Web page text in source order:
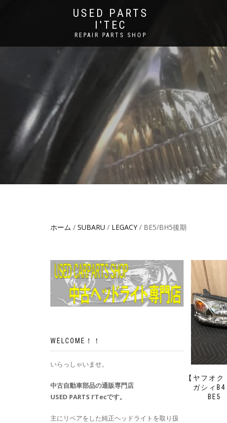
USED PARTS
I'TEC
REPAIR PARTS SHOP
ホーム / SUBARU / LEGACY/ BE5/BH5後期
【ヤフオ
ガシィ
BE5
WELCOME！！
いらっしゃいませ。
中古自動車部品の通販専門店
USED PARTS I’Tecです。
主にリペアをした純正ヘッドライトを取り扱